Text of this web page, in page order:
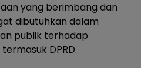
yang berimbang dan
dibutuhkan dalam
publik terhadap
DPRD.